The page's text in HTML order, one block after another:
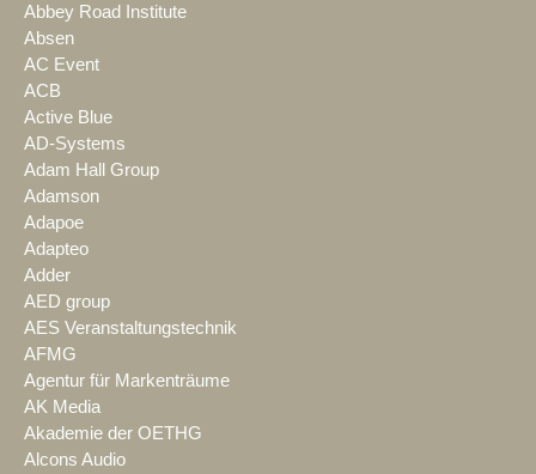
Abbey Road Institute
Absen
AC Event
ACB
Active Blue
AD-Systems
Adam Hall Group
Adamson
Adapoe
Adapteo
Adder
AED group
AES Veranstaltungstechnik
AFMG
Agentur für Markenträume
AK Media
Akademie der OETHG
Alcons Audio